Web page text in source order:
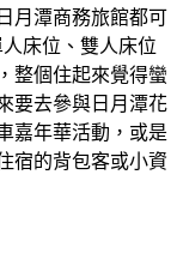
月潭商務旅館都可
床位、雙人床位
整個住起來覺得蠻
要去參與日月潭花
嘉年華活動，或是
宿的背包客或小資